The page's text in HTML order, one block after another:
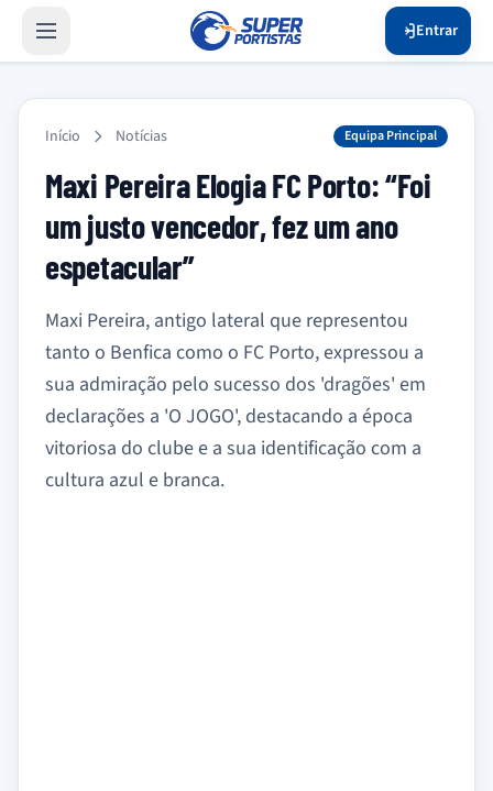
Entrar
Início Notícias Equipa Principal
Maxi Pereira Elogia FC Porto: “Foi
um justo vencedor, fez um ano
espetacular”
Maxi Pereira, antigo lateral que representou
tanto o Benfica como o FC Porto, expressou a
sua admiração pelo sucesso dos 'dragões' em
declarações a 'O JOGO', destacando a época
vitoriosa do clube e a sua identificação com a
cultura azul e branca.